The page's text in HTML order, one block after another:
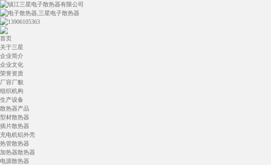
首页
关于三星
企业简介
企业文化
荣誉资质
厂容厂貌
组织机构
生产设备
散热器产品
型材散热器
插片散热器
充电机铝外壳
热管散热器
加热器散热器
电源散热器